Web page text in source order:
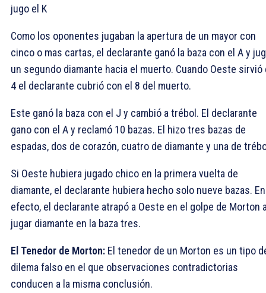
jugo el K
Como los oponentes jugaban la apertura de un mayor con
cinco o mas cartas, el declarante ganó la baza con el A y
un segundo diamante hacia el muerto. Cuando Oeste
4 el declarante cubrió con el 8 del muerto.
Este ganó la baza con el J y cambió a trébol. El declarante
gano con el A y reclamó 10 bazas. El hizo tres bazas de
espadas, dos de corazón, cuatro de diamante y una de
Si Oeste hubiera jugado chico en la primera vuelta de
diamante, el declarante hubiera hecho solo nueve bazas. En
efecto, el declarante atrapó a Oeste en el golpe de Morton
jugar diamante en la baza tres.
El Tenedor de Morton: El tenedor de un Morton es un tipo
dilema falso en el que observaciones contradictorias
conducen a la misma conclusión.